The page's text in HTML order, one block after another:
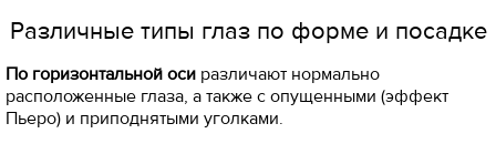
Различные типы глаз по форме и посадке
По горизонтальной оси различают нормально
расположенные глаза, а также с опущенными (эффект
Пьеро) и приподнятыми уголками.